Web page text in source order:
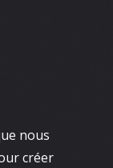
nous
créer